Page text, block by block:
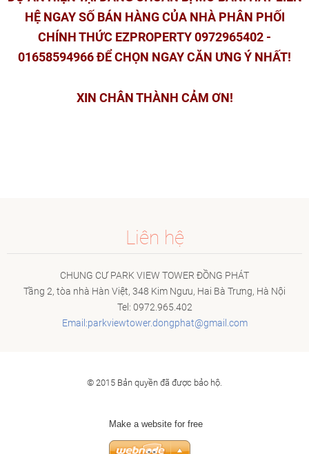
HỆ NGAY SỐ BÁN HÀNG CỦA NHÀ PHÂN PHỐI
CHÍNH THỨC EZPROPERTY 0972965402 -
01658594966 ĐỂ CHỌN NGAY CĂN ƯNG Ý NHẤT!
XIN CHÂN THÀNH CẢM ƠN!
Liên hệ
CHUNG CƯ PARK VIEW TOWER ĐỒNG PHÁT
Tầng 2, tòa nhà Hàn Việt, 348 Kim Ngưu, Hai Bà Trưng, Hà Nội
Tel: 0972.965.402
Email:parkviewtower.dongphat@gmail.com
© 2015 Bản quyền đã được bảo hộ.
Make a website for free